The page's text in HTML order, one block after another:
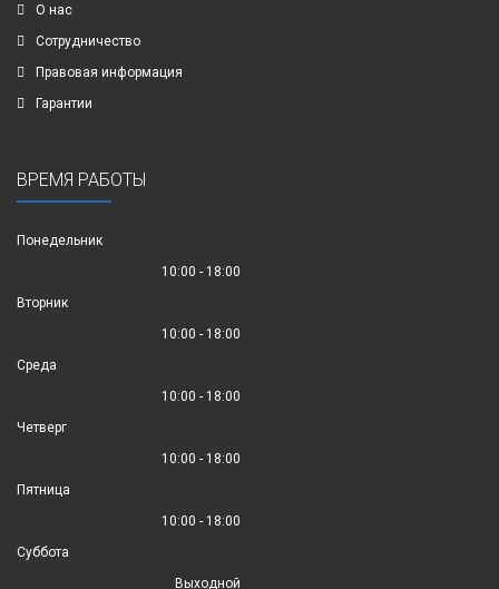
О нас
Сотрудничество
Правовая информация
Гарантии
ВРЕМЯ РАБОТЫ
Понедельник
10:00 - 18:00
Вторник
10:00 - 18:00
Среда
10:00 - 18:00
Четверг
10:00 - 18:00
Пятница
10:00 - 18:00
Суббота
Выходной